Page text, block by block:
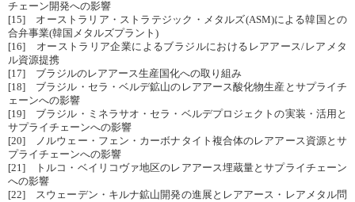
チェーン開発への影響
[15] オーストラリア・ストラテジック・メタルズ(ASM)による韓国との
合弁事業(韓国メタルズプラント)
[16] オーストラリア企業によるブラジルにおけるレアアース/レアメタ
ル資源提携
[17] ブラジルのレアアース生産国化への取り組み
[18] ブラジル・セラ・ベルデ鉱山のレアアース酸化物生産とサプライチ
ェーンへの影響
[19] ブラジル・ミネラサオ・セラ・ベルデプロジェクトの実装・活用と
サプライチェーンへの影響
[20] ノルウェー・フェン・カーボナタイト複合体のレアアース資源とサ
プライチェーンへの影響
[21] トルコ・ベイリコヴァ地区のレアアース埋蔵量とサプライチェーン
への影響
[22] スウェーデン・キルナ鉱山開発の進展とレアアース・レアメタル問